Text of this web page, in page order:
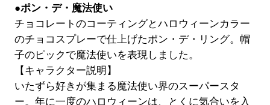
●ポン・デ・魔法使い
チョコレートのコーティングとハロウィーンカラー
のチョコスプレーで仕上げたポン・デ・リング。帽
子のピックで魔法使いを表現しました。
【キャラクター説明】
いたずら好きが集まる魔法使い界のスーパースタ
ー。年に一度のハロウィーンは、とくに気合いを入